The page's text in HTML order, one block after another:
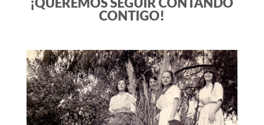
CONTIGO!